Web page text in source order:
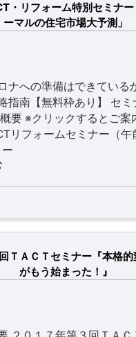
・リフォーム特別セミナー
ーマルの住宅市場大予測」
ナへの準備はできている
指南【無料枠あり】 セミ
要 ※クリックするとご案
リフォームセミナー（午
ＴＡＣＴセミナー『本格的
がもう始まった！』